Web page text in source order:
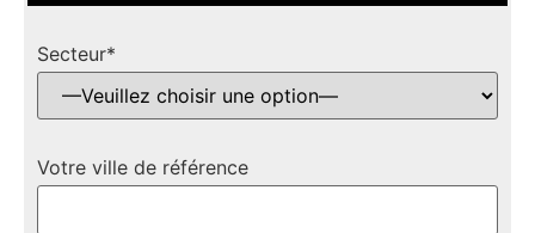
Secteur*
Votre ville de référence